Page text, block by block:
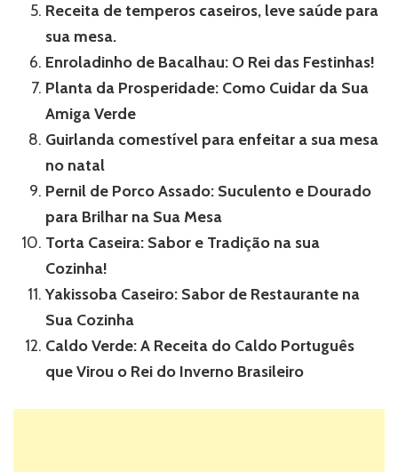
Receita de temperos caseiros, leve saúde para
sua mesa.
Enroladinho de Bacalhau: O Rei das Festinhas!
Planta da Prosperidade: Como Cuidar da Sua
Amiga Verde
Guirlanda comestível para enfeitar a sua mesa
no natal
Pernil de Porco Assado: Suculento e Dourado
para Brilhar na Sua Mesa
Torta Caseira: Sabor e Tradição na sua
Cozinha!
Yakissoba Caseiro: Sabor de Restaurante na
Sua Cozinha
Caldo Verde: A Receita do Caldo Português
que Virou o Rei do Inverno Brasileiro